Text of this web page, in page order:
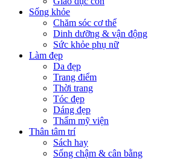
Sống khỏe
Chăm sóc cơ thể
Dinh dưỡng & vận động
Sức khỏe phụ nữ
Làm đẹp
Da đẹp
Trang điểm
Thời trang
Tóc đẹp
Dáng đẹp
Thẩm mỹ viện
Thân tâm trí
Sách hay
Sống chậm & cân bằng